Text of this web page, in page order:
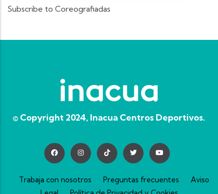
Subscribe to Coreografiadas
© Copyright 2024, Inacua Centros Deportivos.
Trabaja con nosotros Preguntas frecuentes
Aviso